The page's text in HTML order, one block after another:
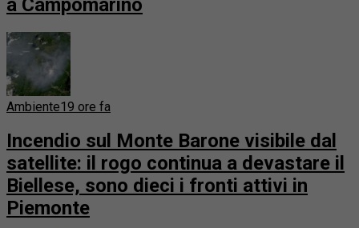
a Campomarino
Ambiente19 ore fa
Incendio sul Monte Barone visibile dal
satellite: il rogo continua a devastare il
Biellese, sono dieci i fronti attivi in
Piemonte